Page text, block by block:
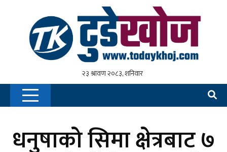
धनुषाको सिमा क्षेत्रबाट ७